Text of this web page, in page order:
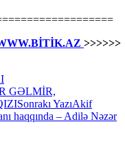
>>>>>>
GƏLMİR,
Sonrakı YazıAkif
haqqında – Adilə Nəzər